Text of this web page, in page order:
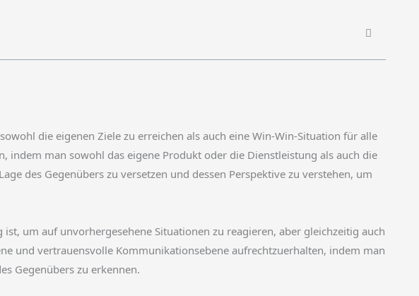
die eigenen Ziele zu erreichen als auch eine Win-Win-Situation für alle
indem man sowohl das eigene Produkt oder die Dienstleistung als auch die
des Gegenübers zu versetzen und dessen Perspektive zu verstehen, um
um auf unvorhergesehene Situationen zu reagieren, aber gleichzeitig auch
und vertrauensvolle Kommunikationsebene aufrechtzuerhalten, indem man
Gegenübers zu erkennen.